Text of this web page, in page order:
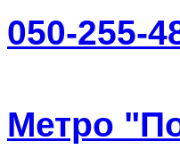
050-255-
Метро